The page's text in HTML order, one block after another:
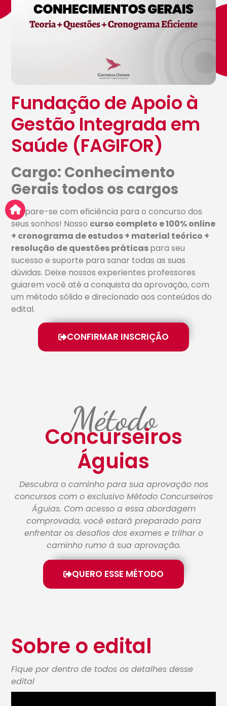
Fundação de Apoio à
Gestão Integrada em
Saúde (FAGIFOR)
Cargo: Conhecimento
Gerais todos os cargos
Prepare-se com eficiência para o concurso dos
seus sonhos! Nosso curso completo e 100% online
+ cronograma de estudos + material teórico +
resolução de questões práticaspara seu
sucesso e suporte para sanar todas as suas
dúvidas. Deixe nossos experientes professores
guiarem você até a conquista da aprovação, com
um método sólido e direcionado aos conteúdos do
edital.
CONFIRMAR INSCRIÇÃO
Método
Concurseiros
Águias
Descubra o caminho para sua aprovação nos
concursos com o exclusivo Método Concurseiros
Águias. Com acesso a essa abordagem
comprovada, você estará preparado para
enfrentar os desafios dos exames e trilhar o
caminho rumo à sua aprovação.
QUERO ESSE MÉTODO
Sobre o edital
Fique por dentro de todos os detalhes desse
edital